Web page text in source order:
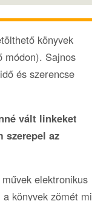
könyvek
módon). Sajnos
és szerencse
vált linkeket
szerepel az
elektronikus
könyvek zömét mi